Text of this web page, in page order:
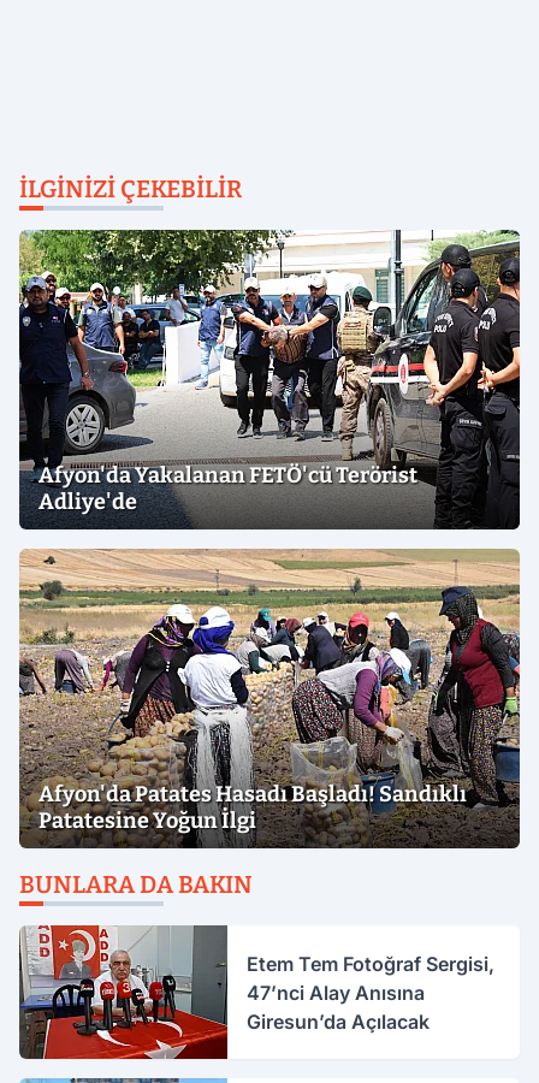
İLGINIZI ÇEKEBILIR
Afyon'da Yakalanan FETÖ'cü Terörist
Adliye'de
Afyon'da Patates Hasadı Başladı! Sandıklı
Patatesine Yoğun İlgi
BUNLARA DA BAKIN
Etem Tem Fotoğraf Sergisi,
47’nci Alay Anısına
Giresun’da Açılacak